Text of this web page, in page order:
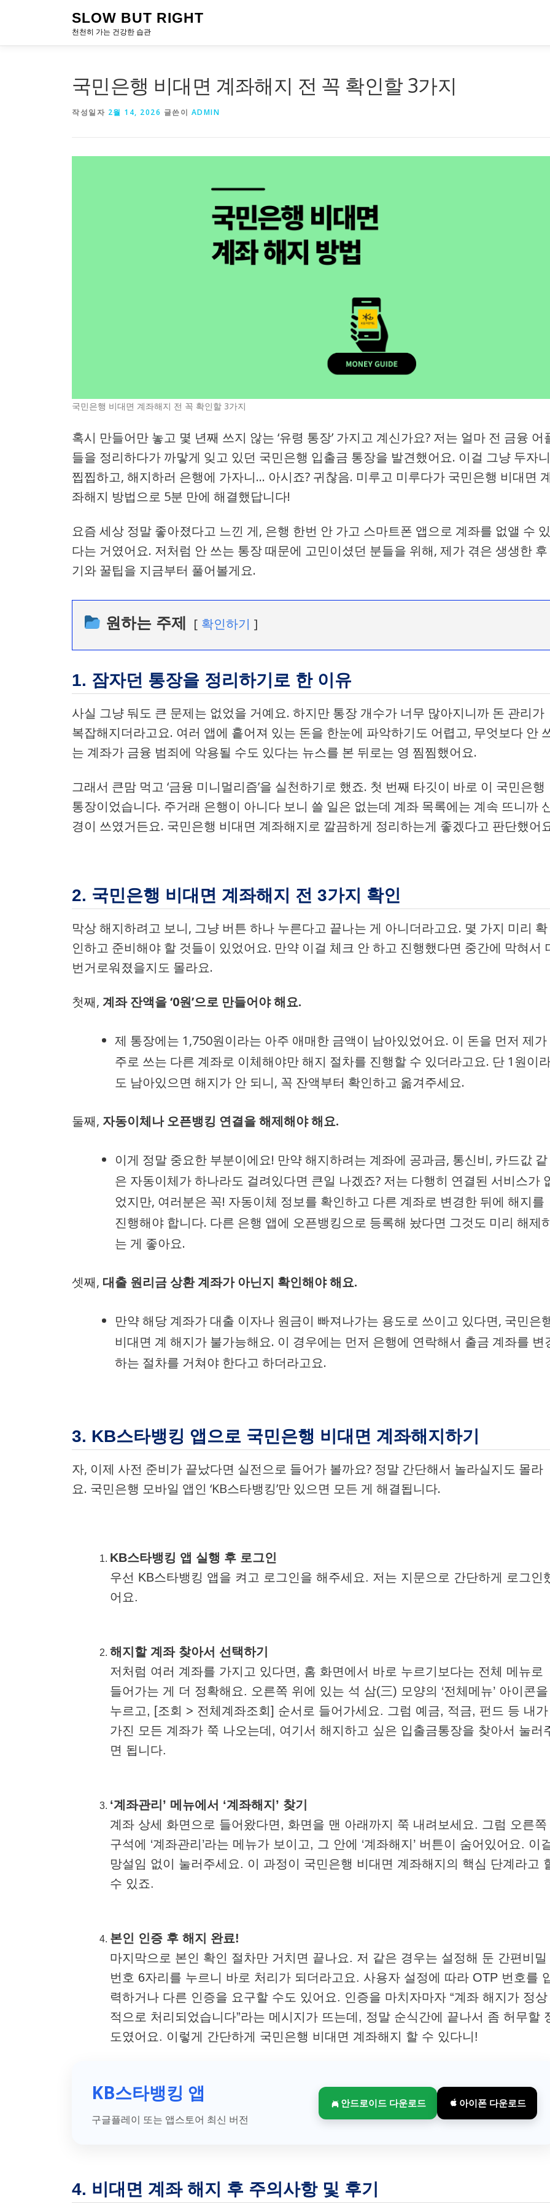
로
SLOW BUT RIGHT
천천히 가는 건강한 습관
국민은행 비대면 계좌해지 전 꼭 확인할 3가지
작성일자 2월 14, 2026 글쓴이 ADMIN
국민은행 비대면 계좌해지 전 꼭 확인할 3가지
혹시 만들어만 놓고 몇 년째 쓰지 않는 ‘유령 통장’ 가지고 계신가요? 저는 얼마 전 금융 어
들을 정리하다가 까맣게 잊고 있던 국민은행 입출금 통장을 발견했어요. 이걸 그냥 두자니
찝찝하고, 해지하러 은행에 가자니… 아시죠? 귀찮음. 미루고 미루다가 국민은행 비대면
좌해지 방법으로 5분 만에 해결했답니다!
요즘 세상 정말 좋아졌다고 느낀 게, 은행 한번 안 가고 스마트폰 앱으로 계좌를 없앨 수 있
다는 거였어요. 저처럼 안 쓰는 통장 때문에 고민이셨던 분들을 위해, 제가 겪은 생생한 후
기와 꿀팁을 지금부터 풀어볼게요.
원하는 주제 확인하기
1. 잠자던 통장을 정리하기로 한 이유
사실 그냥 둬도 큰 문제는 없었을 거예요. 하지만 통장 개수가 너무 많아지니까 돈 관리가
복잡해지더라고요. 여러 앱에 흩어져 있는 돈을 한눈에 파악하기도 어렵고, 무엇보다 안
는 계좌가 금융 범죄에 악용될 수도 있다는 뉴스를 본 뒤로는 영 찜찜했어요.
그래서 큰맘 먹고 ‘금융 미니멀리즘’을 실천하기로 했죠. 첫 번째 타깃이 바로 이 국민은행
통장이었습니다. 주거래 은행이 아니다 보니 쓸 일은 없는데 계좌 목록에는 계속 뜨니까
경이 쓰였거든요. 국민은행 비대면 계좌해지로 깔끔하게 정리하는게 좋겠다고 판단했어
2. 국민은행 비대면 계좌해지 전 3가지 확인
막상 해지하려고 보니, 그냥 버튼 하나 누른다고 끝나는 게 아니더라고요. 몇 가지 미리 확
인하고 준비해야 할 것들이 있었어요. 만약 이걸 체크 안 하고 진행했다면 중간에 막혀서
번거로워졌을지도 몰라요.
첫째, 계좌 잔액을 ‘0원’으로 만들어야 해요.
제 통장에는 1,750원이라는 아주 애매한 금액이 남아있었어요. 이 돈을 먼저 제가
주로 쓰는 다른 계좌로 이체해야만 해지 절차를 진행할 수 있더라고요. 단 1원이
도 남아있으면 해지가 안 되니, 꼭 잔액부터 확인하고 옮겨주세요.
둘째, 자동이체나 오픈뱅킹 연결을 해제해야 해요.
이게 정말 중요한 부분이에요! 만약 해지하려는 계좌에 공과금, 통신비, 카드값 같
은 자동이체가 하나라도 걸려있다면 큰일 나겠죠? 저는 다행히 연결된 서비스가
었지만, 여러분은 꼭! 자동이체 정보를 확인하고 다른 계좌로 변경한 뒤에 해지를
진행해야 합니다. 다른 은행 앱에 오픈뱅킹으로 등록해 놨다면 그것도 미리 해제
는 게 좋아요.
셋째, 대출 원리금 상환 계좌가 아닌지 확인해야 해요.
만약 해당 계좌가 대출 이자나 원금이 빠져나가는 용도로 쓰이고 있다면, 국민은
비대면 계 해지가 불가능해요. 이 경우에는 먼저 은행에 연락해서 출금 계좌를 변
하는 절차를 거쳐야 한다고 하더라고요.
3. KB스타뱅킹 앱으로 국민은행 비대면 계좌해지하기
자, 이제 사전 준비가 끝났다면 실전으로 들어가 볼까요? 정말 간단해서 놀라실지도 몰라
요. 국민은행 모바일 앱인 ‘KB스타뱅킹’만 있으면 모든 게 해결됩니다.
KB스타뱅킹 앱 실행 후 로그인
우선 KB스타뱅킹 앱을 켜고 로그인을 해주세요. 저는 지문으로 간단하게 로그인
어요.
해지할 계좌 찾아서 선택하기
저처럼 여러 계좌를 가지고 있다면, 홈 화면에서 바로 누르기보다는 전체 메뉴로
들어가는 게 더 정확해요. 오른쪽 위에 있는 석 삼(三) 모양의 ‘전체메뉴’ 아이콘을
누르고, [조회 > 전체계좌조회] 순서로 들어가세요. 그럼 예금, 적금, 펀드 등 내가
가진 모든 계좌가 쭉 나오는데, 여기서 해지하고 싶은 입출금통장을 찾아서 눌러
면 됩니다.
‘계좌관리’ 메뉴에서 ‘계좌해지’ 찾기
계좌 상세 화면으로 들어왔다면, 화면을 맨 아래까지 쭉 내려보세요. 그럼 오른쪽
구석에 ‘계좌관리’라는 메뉴가 보이고, 그 안에 ‘계좌해지’ 버튼이 숨어있어요. 이
망설임 없이 눌러주세요. 이 과정이 국민은행 비대면 계좌해지의 핵심 단계라고
수 있죠.
본인 인증 후 해지 완료!
마지막으로 본인 확인 절차만 거치면 끝나요. 저 같은 경우는 설정해 둔 간편비밀
번호 6자리를 누르니 바로 처리가 되더라고요. 사용자 설정에 따라 OTP 번호를
력하거나 다른 인증을 요구할 수도 있어요. 인증을 마치자마자 “계좌 해지가 정상
적으로 처리되었습니다”라는 메시지가 뜨는데, 정말 순식간에 끝나서 좀 허무할
도였어요. 이렇게 간단하게 국민은행 비대면 계좌해지 할 수 있다니!
KB스타뱅킹 앱
구글플레이 또는 앱스토어 최신 버전
안드로이드 다운로드 아이폰 다운로드
4. 비대면 계좌 해지 후 주의사항 및 후기